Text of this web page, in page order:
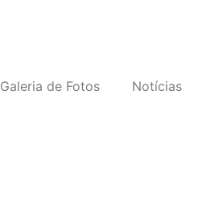
Galeria de Fotos Notícias